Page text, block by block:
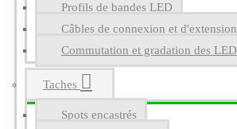
Profils de bandes LED
Câbles de connexion et d'extension
Commutation et gradation des LED
Taches
Spots encastrés